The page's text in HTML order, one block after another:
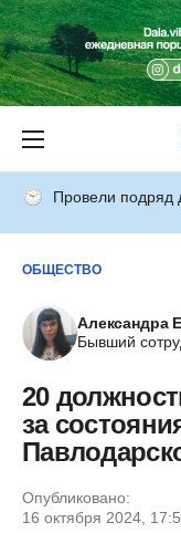
Провели подряд
ОБЩЕСТВО
Александра
Бывший
20
за
Опубликовано:
16 октября 2024,